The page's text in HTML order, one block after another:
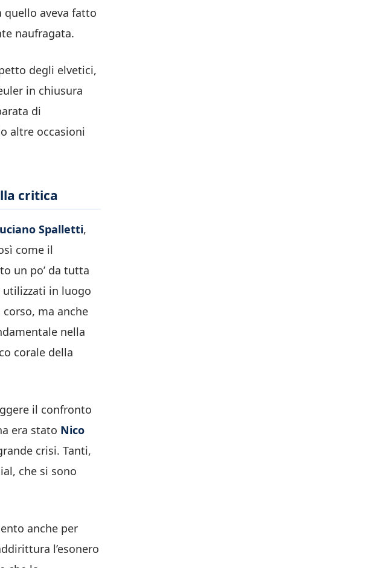
quello aveva fatto
naufragata.
degli elvetici,
in chiusura
di
altre occasioni
critica
Spalletti,
come il
un po’ da tutta
in luogo
ma anche
nella
corale della
il confronto
era stato Nico
crisi. Tanti,
che si sono
anche per
l’esonero